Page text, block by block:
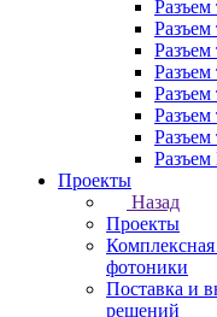
Разъем
Разъем
Разъем
Разъем
Разъем
Проекты
Назад
Проекты
фотоники
Поставка и
решений